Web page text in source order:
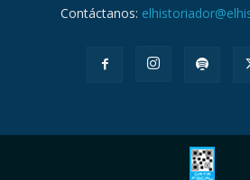
Contáctanos: